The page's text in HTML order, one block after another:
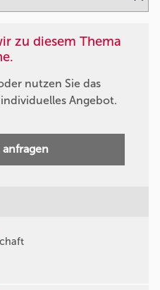
zu diesem Thema
nutzen Sie das
Angebot.